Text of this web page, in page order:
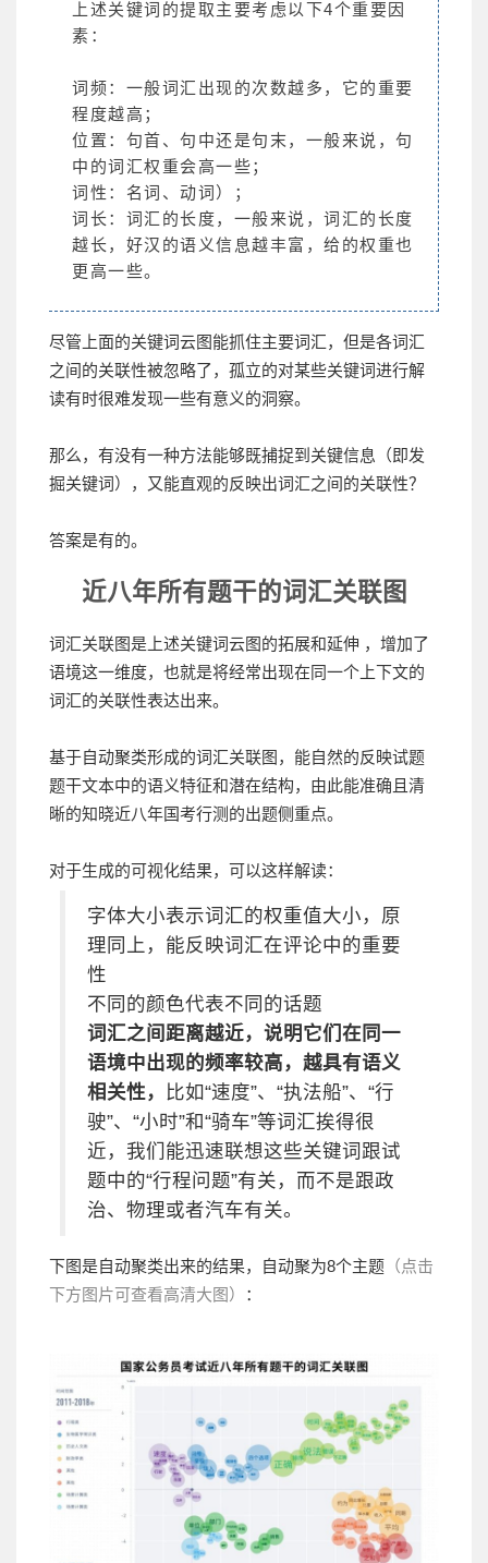
上述关键词的提取主要考虑以下4个重要因
素：
词频：一般词汇出现的次数越多，它的重要
程度越高；
位置：句首、句中还是句末，一般来说，句
中的词汇权重会高一些；
词性：名词、动词）；
词长：词汇的长度，一般来说，词汇的长度
越长，好汉的语义信息越丰富，给的权重也
更高一些。
尽管上面的关键词云图能抓住主要词汇，但是各词汇
之间的关联性被忽略了，孤立的对某些关键词进行解
读有时很难发现一些有意义的洞察。
那么，有没有一种方法能够既捕捉到关键信息（即发
掘关键词），又能直观的反映出词汇之间的关联性？
答案是有的。
近八年所有题干的词汇关联图
词汇关联图是上述关键词云图的拓展和延伸 ，增加了
语境这一维度，也就是将经常出现在同一个上下文的
词汇的关联性表达出来。
基于自动聚类形成的词汇关联图，能自然的反映试题
题干文本中的语义特征和潜在结构，由此能准确且清
晰的知晓近八年国考行测的出题侧重点。
对于生成的可视化结果，可以这样解读：
字体大小表示词汇的权重值大小，原
理同上，能反映词汇在评论中的重要
性
不同的颜色代表不同的话题
词汇之间距离越近，说明它们在同一
语境中出现的频率较高，越具有语义
相关性，
比如“速度”、“执法船”、“行
驶”、“小时”和“骑车”等词汇挨得很
近，我们能迅速联想这些关键词跟试
题中的“行程问题”有关，而不是跟政
治、物理或者汽车有关。
下图是自动聚类出来的结果，自动聚为8个主题 （点击
下方图片可查看高清大图） ：